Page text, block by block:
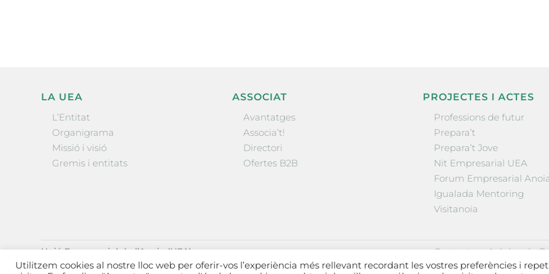
LA UEA
L’Entitat
Organigrama
Missió i visió
Gremis i entitats
ASSOCIAT
Avantatges
Associa’t!
Directori
Ofertes B2B
PROJECTES I ACTES
Professions de futur
Prepara’t
Prepara’t Jove
Nit Empresarial UEA
Forum Empresarial
Igualada Mentoring
Visitanoia
Unió Empresarial de l’Anoia (UEA)
Ctra. de Manresa, 131, 08700 – Igualada(Barcelona)
Contactar·Avís legal·
Utilitzem cookies al nostre lloc web per oferir-vos l’experiència més rellevant recordant les vostres preferències i